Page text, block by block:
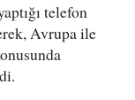
telefon
Avrupa ile